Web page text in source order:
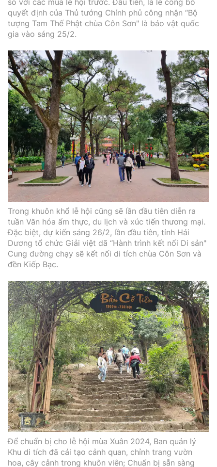
so với các mùa lễ hội trước. Đầu tiên, là lễ công bố
quyết định của Thủ tướng Chính phủ công nhận “Bộ
tượng Tam Thế Phật chùa Côn Sơn" là bảo vật quốc
gia vào sáng 25/2.
Trong khuôn khổ lễ hội cũng sẽ lần đầu tiên diễn ra
tuần Văn hóa ẩm thực, du lịch và xúc tiến thương mại.
Đặc biệt, dự kiến sáng 26/2, lần đầu tiên, tỉnh Hải
Dương tổ chức Giải việt dã “Hành trình kết nối Di sản"
Cung đường chạy sẽ kết nối di tích chùa Côn Sơn và
đền Kiếp Bạc.
Để chuẩn bị cho lễ hội mùa Xuân 2024, Ban quản lý
Khu di tích đã cải tạo cảnh quan, chỉnh trang vườn
hoa, cây cảnh trong khuôn viên; Chuẩn bị sẵn sàng